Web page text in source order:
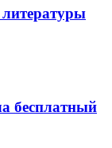
бесплатный